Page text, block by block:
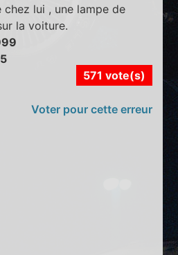
lui , une lampe de
la voiture.
571 vote(s)
Voter pour cette erreur